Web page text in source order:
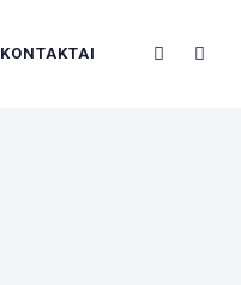
KONTAKTAI